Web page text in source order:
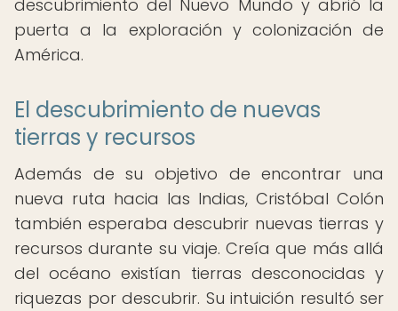
descubrimiento del Nuevo Mundo y abrió la
puerta a la exploración y colonización de
América.
El descubrimiento de nuevas
tierras y recursos
Además de su objetivo de encontrar una
nueva ruta hacia las Indias, Cristóbal Colón
también esperaba descubrir nuevas tierras y
recursos durante su viaje. Creía que más allá
del océano existían tierras desconocidas y
riquezas por descubrir. Su intuición resultó ser